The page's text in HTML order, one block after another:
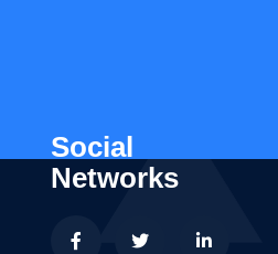
Social
Networks